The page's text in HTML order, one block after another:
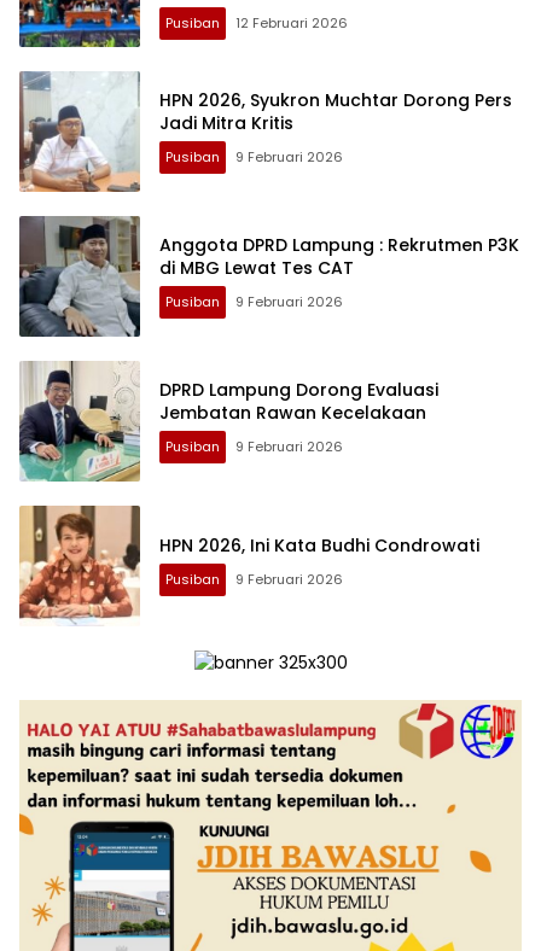
Pusiban 12 Februari 2026
HPN 2026, Syukron Muchtar Dorong Pers
Jadi Mitra Kritis
Pusiban 9 Februari 2026
Anggota DPRD Lampung : Rekrutmen P3K
di MBG Lewat Tes CAT
Pusiban 9 Februari 2026
DPRD Lampung Dorong Evaluasi
Jembatan Rawan Kecelakaan
Pusiban 9 Februari 2026
HPN 2026, Ini Kata Budhi Condrowati
Pusiban 9 Februari 2026